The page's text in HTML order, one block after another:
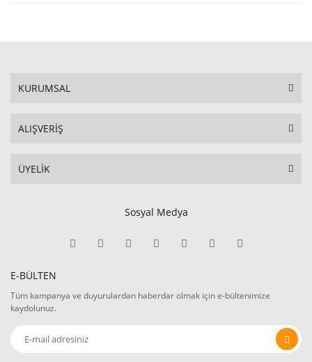
KURUMSAL
ALIŞVERİŞ
ÜYELİK
Sosyal Medya
E-BÜLTEN
Tüm kampanya ve duyurulardan haberdar olmak için e-bültenimize
kaydolunuz.